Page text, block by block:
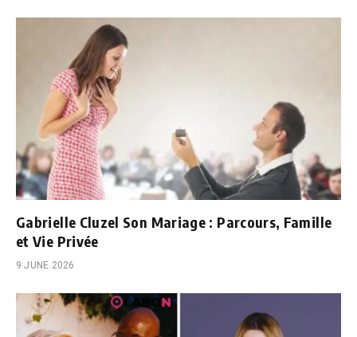
Gabrielle Cluzel Son Mariage : Parcours, Famille
et Vie Privée
9 JUNE 2026